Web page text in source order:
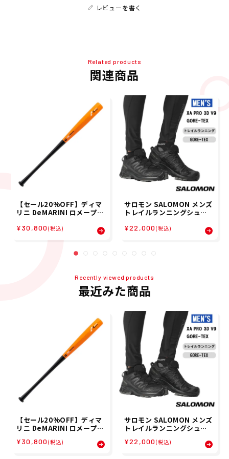
レビューを書く
Related products
関連商品
【セール20%OFF】ディマ
リニ DeMARINI ロメープル
フトボール トレーニングバ
¥30,800 (税込)
サロモン SALOMON メンズ
トレイルランニングシュー
EX ゴアテックス 防水 ラン
ニング アウトドア L47270
¥22,000 (税込)
Recently viewed products
最近みた商品
【セール20%OFF】ディマ
リニ DeMARINI ロメープル
フトボール トレーニングバ
¥30,800 (税込)
サロモン SALOMON メンズ
トレイルランニングシュー
EX ゴアテックス 防水 ラン
¥22,000 (税込)